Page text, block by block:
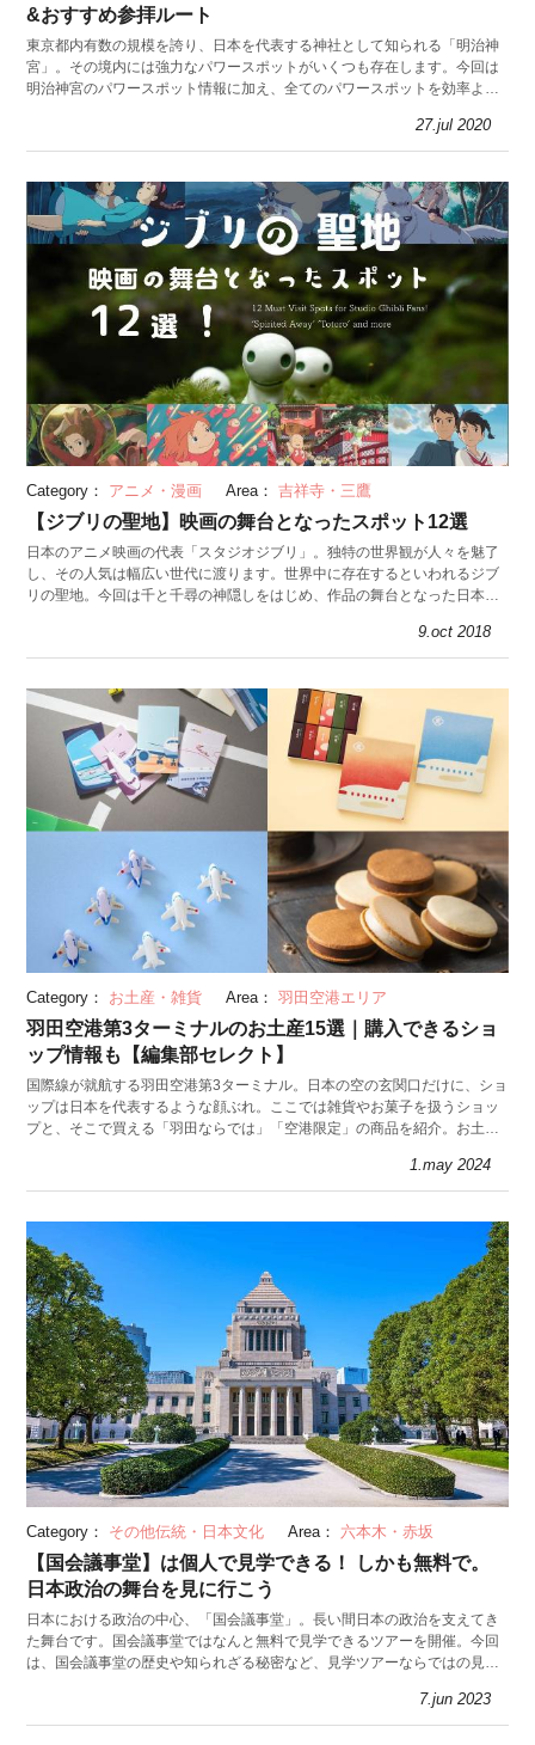
&おすすめ参拝ルート
東京都内有数の規模を誇り、日本を代表する神社として知られる「明治神
宮」。その境内には強力なパワースポットがいくつも存在します。今回は
明治神宮のパワースポット情報に加え、全てのパワースポットを効率よく
27.jul 2020
Category： アニメ・漫画 Area： 吉祥寺・三鷹
【ジブリの聖地】映画の舞台となったスポット12選
日本のアニメ映画の代表「スタジオジブリ」。独特の世界観が人々を魅了
し、その人気は幅広い世代に渡ります。世界中に存在するといわれるジブ
リの聖地。今回は千と千尋の神隠しをはじめ、作品の舞台となった日本の
9.oct 2018
Category： お土産・雑貨 Area： 羽田空港エリア
羽田空港第3ターミナルのお土産15選｜購入できるショ
ップ情報も【編集部セレクト】
国際線が就航する羽田空港第3ターミナル。日本の空の玄関口だけに、ショ
ップは日本を代表するような顔ぶれ。ここでは雑貨やお菓子を扱うショッ
プと、そこで買える「羽田ならでは」「空港限定」の商品を紹介。お土産
1.may 2024
Category： その他伝統・日本文化 Area： 六本木・赤坂
【国会議事堂】は個人で見学できる！ しかも無料で。
日本政治の舞台を見に行こう
日本における政治の中心、「国会議事堂」。長い間日本の政治を支えてき
た舞台です。国会議事堂ではなんと無料で見学できるツアーを開催。今回
は、国会議事堂の歴史や知られざる秘密など、見学ツアーならではの見ど
7.jun 2023